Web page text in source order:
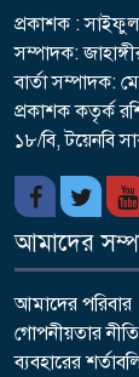
প্রকাশক :
সম্পাদক:
বার্তা সম্পাদক:
প্রকাশক কতৃর্ক
১৮/বি, টয়েনবি
আমাদের
আমাদের পরিবার
গোপনীয়তার নীতি
ব্যবহারের